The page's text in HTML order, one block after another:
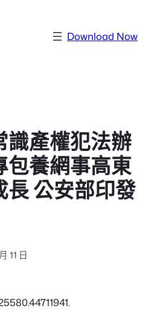
Download Now
識產權犯法辦
包養網事高東
長 公安部印發
11 日